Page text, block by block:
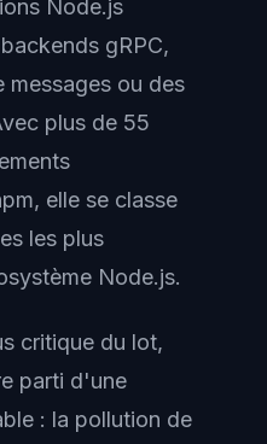
Node.js
gRPC,
ou des
plus de 55
elle se classe
les plus
Node.js.
critique du lot,
parti d'une
: la pollution de